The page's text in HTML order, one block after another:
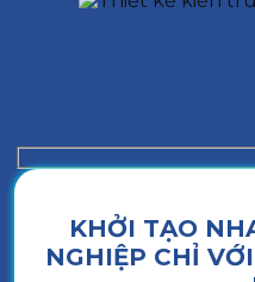
KHỞI TẠO
NGHIỆP CHỈ